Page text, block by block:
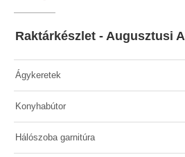
Raktárkészlet - Augusztusi
Ágykeretek
Konyhabútor
Hálószoba garnitúra